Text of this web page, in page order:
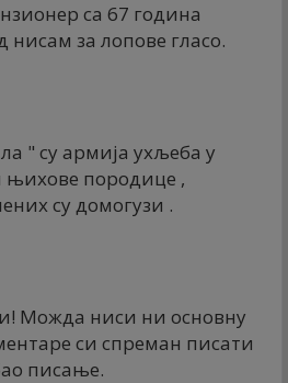
са 67 година
нисам за лопове гласо.
" су армија ухљеба у
њихове породице ,
су домогузи .
Можда ниси ни основну
си спреман писати
писање.